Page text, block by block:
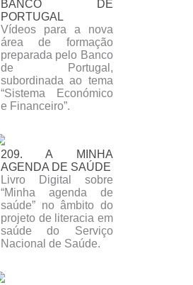
BANCO DE
PORTUGAL
Vídeos para a nova
área de formação
preparada pelo Banco
de Portugal,
subordinada ao tema
“Sistema Económico
e Financeiro”.
209. A MINHA
AGENDA DE SAÚDE
Livro Digital sobre
“Minha agenda de
saúde” no âmbito do
projeto de literacia em
saúde do Serviço
Nacional de Saúde.